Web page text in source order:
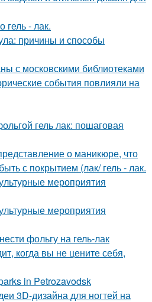
гель - лак.
причины и способы
с московскими библиотеками
события повлияли на
гель лак: пошаговая
о маникюре, что
с покрытием (лак/ гель - лак.
мероприятия
мероприятия
фольгу на гель-лак
когда вы не цените себя,
in Petrozavodsk
3D-дизайна для ногтей на